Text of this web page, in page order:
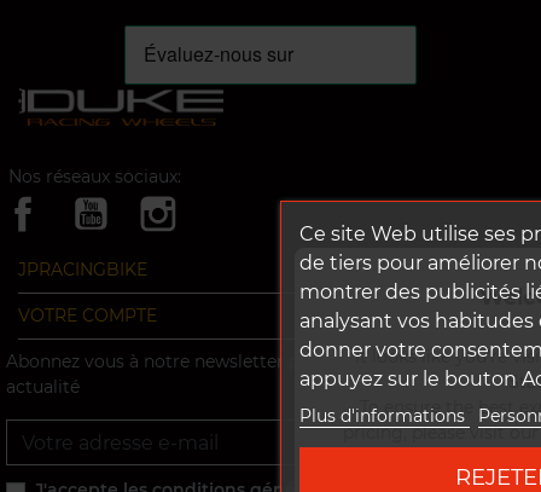
It looks like you're
To ensure the best
pricing, please visit
Go to
Nos réseaux sociaux:
JPRACINGBIKE
VOTRE COMPTE
Abonnez vous à notre newsletter pour ne rien rater de notre
actualité
Ce site Web utilise ses
de tiers pour améliorer
montrer des publicités
analysant vos habitudes
donner votre
appuyez sur le bouton
Plus d'informations